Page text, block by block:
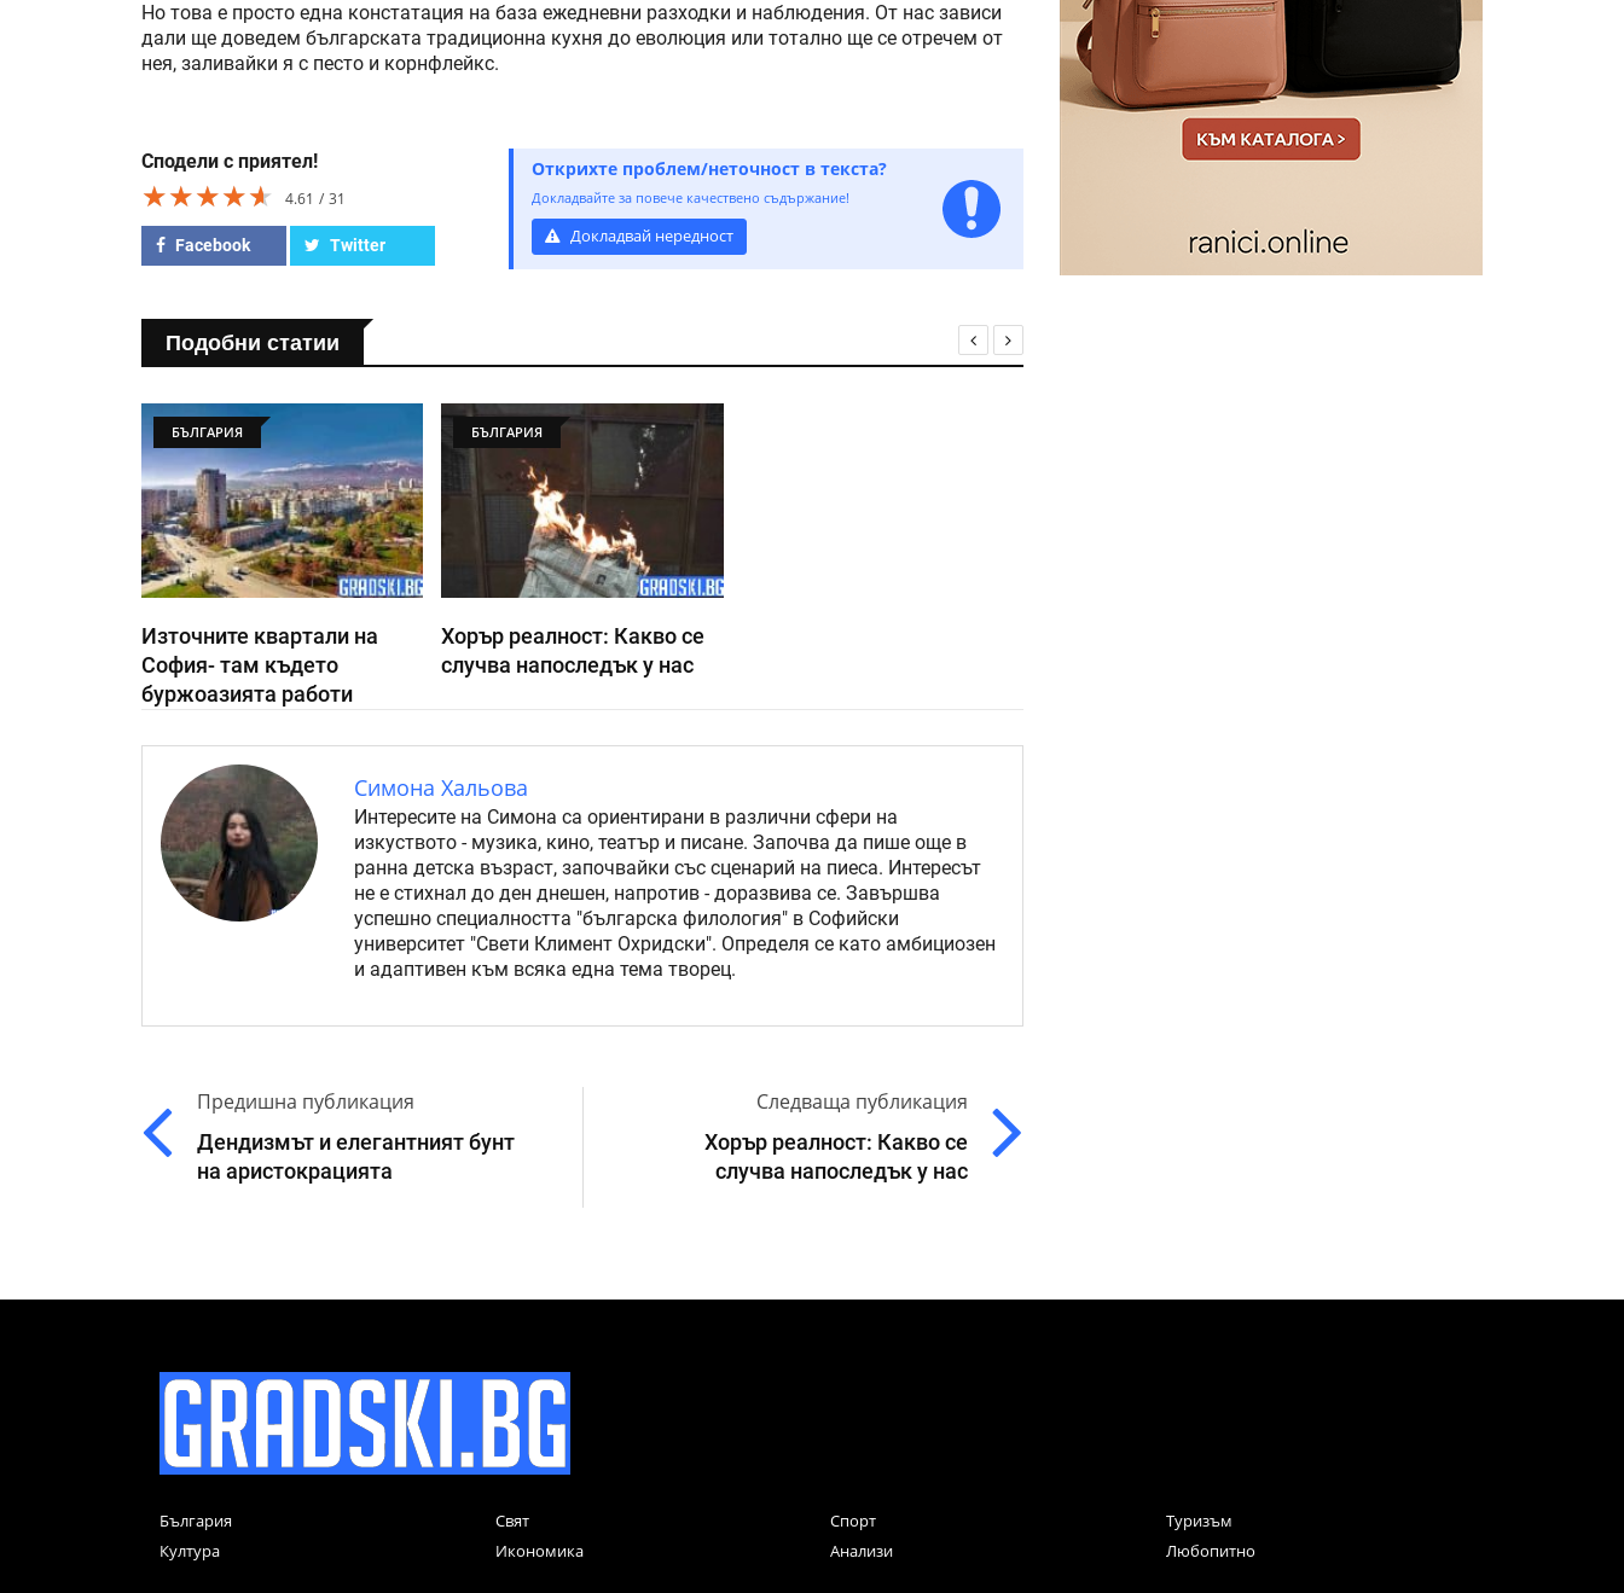
Но това е просто една констатация на база ежедневни разходки и наблюдения. От нас зависи
дали ще доведем българската традиционна кухня до еволюция или тотално ще се отречем от
нея, заливайки я с песто и корнфлейкс.
Сподели с приятел!
★★★★★
★★★★★
★★★★★ 4.61 31
Facebook Twitter
Открихте проблем/неточност в текста?
Докладвайте за повече качествено съдържание!
Докладвай нередност
Подобни статии
БЪЛГАРИЯ
Източните квартали на
София- там където
буржоазията работи
БЪЛГАРИЯ
Хорър реалност: Какво се
случва напоследък у нас
Симона Хальова
Интересите на Симона са ориентирани в различни сфери на
изкуството - музика, кино, театър и писане. Започва да пише още в
ранна детска възраст, започвайки със сценарий на пиеса. Интересът
не е стихнал до ден днешен, напротив - доразвива се. Завършва
успешно специалността "българска филология" в Софийски
университет "Свети Климент Охридски". Определя се като амбициозен
и адаптивен към всяка една тема творец.
Предишна публикация
Дендизмът и елегантният бунт
на аристокрацията
Следваща публикация
Хорър реалност: Какво се
случва напоследък у нас
България Свят Спорт
Туризъм
Култура
Икономика Анализи Любопитно